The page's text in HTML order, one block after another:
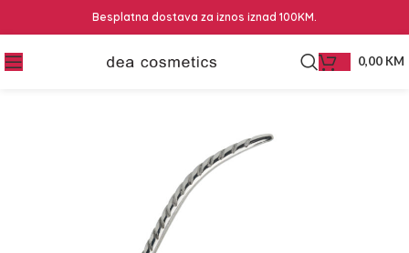
Besplatna dostava za iznos iznad 100KM.
0,00 KM